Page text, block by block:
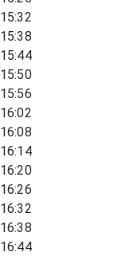
15:32
15:38
15:44
15:50
15:56
16:02
16:08
16:14
16:20
16:26
16:32
16:38
16:44